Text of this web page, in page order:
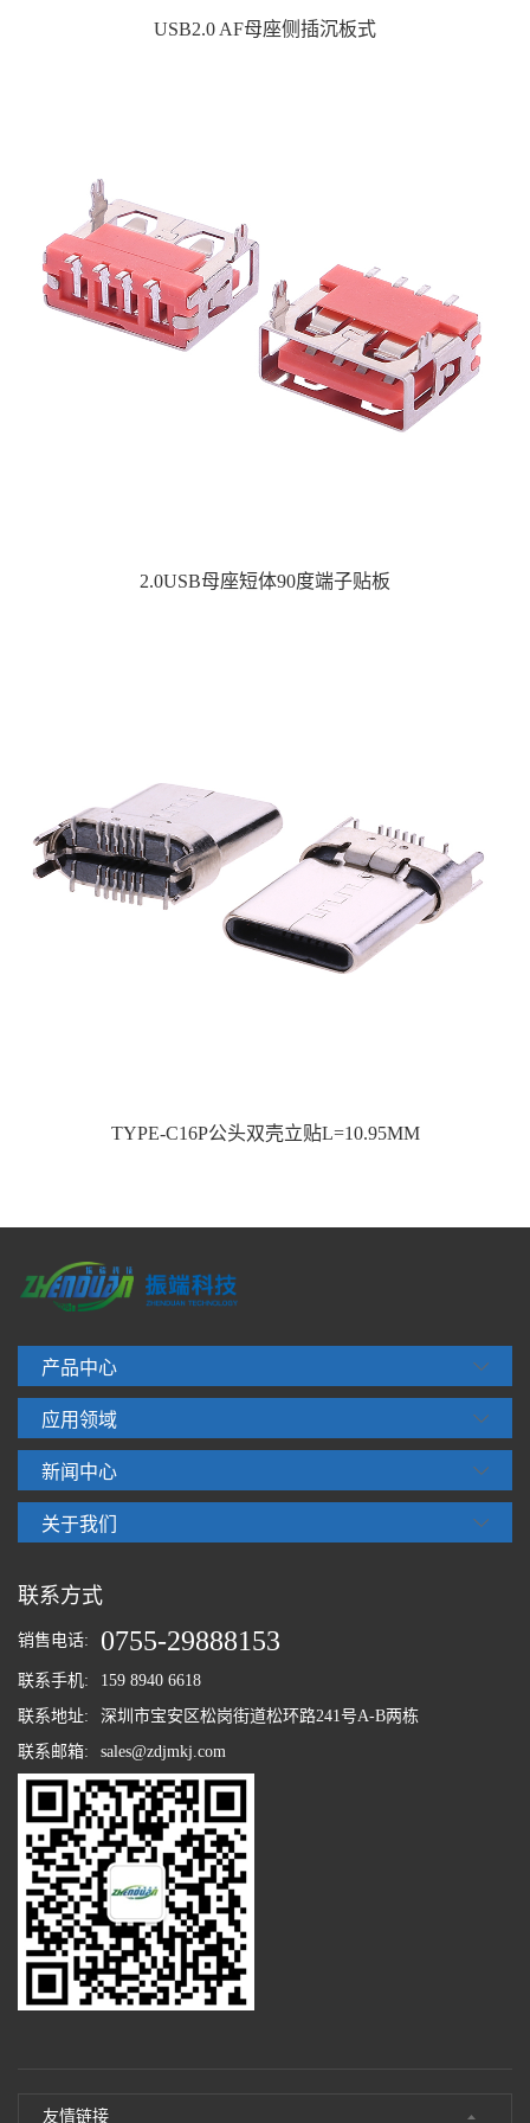
USB2.0 AF母座侧插沉板式
2.0USB母座短体90度端子贴板
TYPE-C16P公头双壳立贴L=10.95MM
产品中心
应用领域
新闻中心
关于我们
联系方式
销售电话: 0755-29888153
联系手机:
159 8940 6618
联系地址:
深圳市宝安区松岗街道松环路241号A-B两栋
联系邮箱:
sales@zdjmkj.com
友情链接